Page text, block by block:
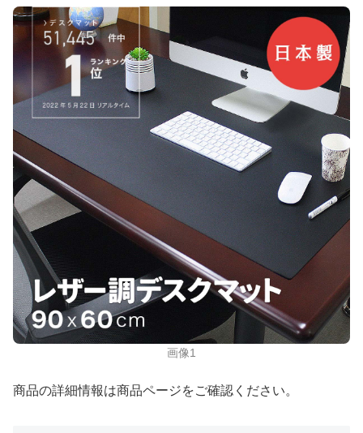
画像1
商品の詳細情報は商品ページをご確認ください。